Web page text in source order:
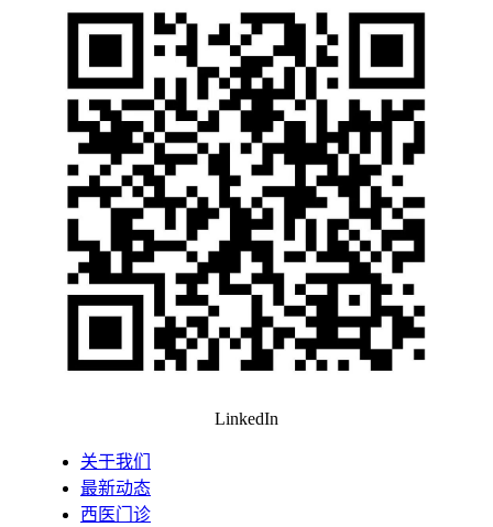
LinkedIn
关于我们
最新动态
西医门诊